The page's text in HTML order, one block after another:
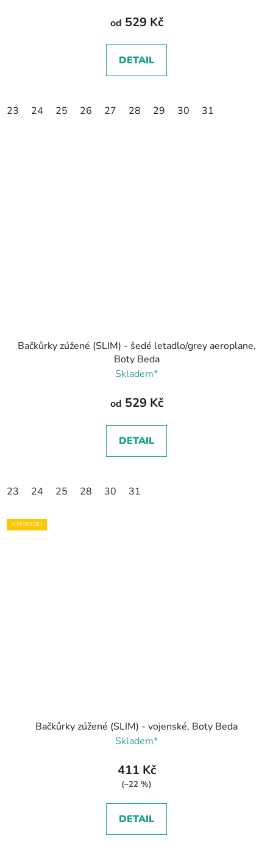
od 529 Kč
DETAIL
23 24 25 26 27 28 29 30 31
Bačkůrky zúžené (SLIM) - šedé letadlo/grey aeroplane,
Boty Beda
Skladem*
od 529 Kč
DETAIL
23 24 25 28 30 31
VÝPRODEJ
Bačkůrky zúžené (SLIM) - vojenské, Boty Beda
Skladem*
411 Kč
(–22 %)
DETAIL